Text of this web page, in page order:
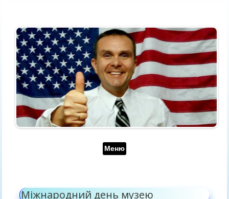
Меню
Міжнародний день музею